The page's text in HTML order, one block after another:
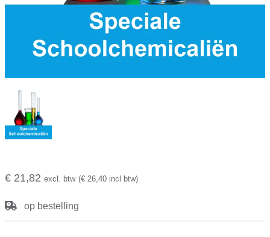
€ 21,82 excl. btw (€ 26,40 incl btw)
op bestelling